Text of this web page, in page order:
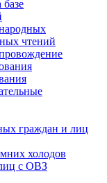
чтений
граждан и лиц
холодов
с ОВЗ